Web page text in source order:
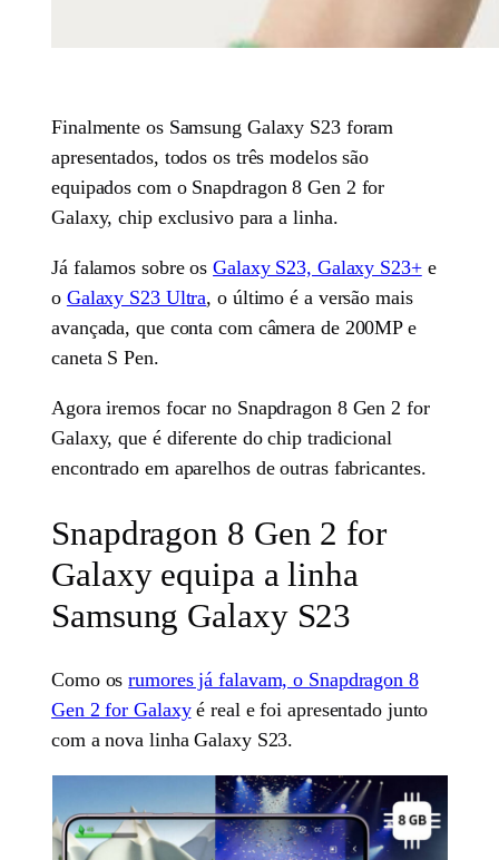
Finalmente os Samsung Galaxy S23 foram
apresentados, todos os três modelos são
equipados com o Snapdragon 8 Gen 2 for
Galaxy, chip exclusivo para a linha.
Já falamos sobre osGalaxy S23, Galaxy S23+e
o Galaxy S23 Ultra, o último é a versão mais
avançada, que conta com câmera de 200MP e
caneta S Pen.
Agora iremos focar no Snapdragon 8 Gen 2 for
Galaxy, que é diferente do chip tradicional
encontrado em aparelhos de outras fabricantes.
Snapdragon 8 Gen 2 for
Galaxy equipa a linha
Samsung Galaxy S23
Como osrumores já falavam, o Snapdragon 8
Gen 2 for Galaxyé real e foi apresentado junto
com a nova linha Galaxy S23.